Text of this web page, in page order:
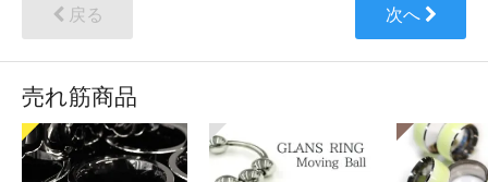
戻る 次へ
売れ筋商品